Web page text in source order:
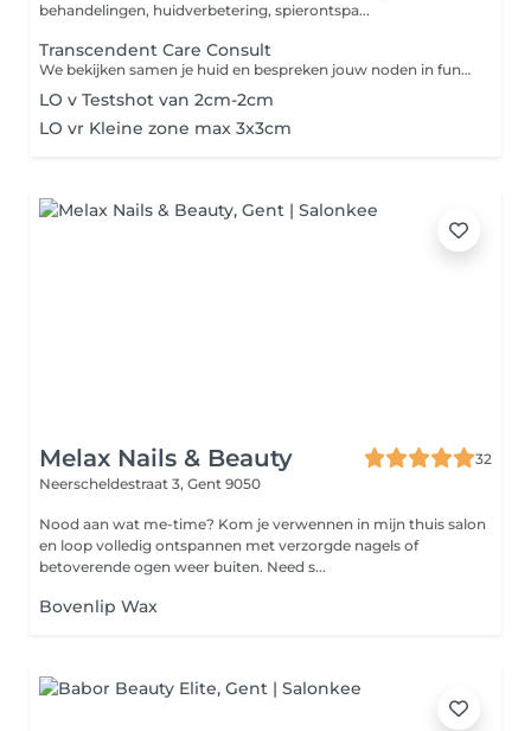
behandelingen, huidverbetering, spierontspa...
Transcendent Care Consult
We bekijken samen je huid en bespreken jouw noden in functie van je transitie. Of het nu gaat om laserontharing (gelaat, borst, lichaam) of littekenbehandeling: we stemmen alles af op jouw lichaam, hormonen en verwachtingen. Vertrouw op een respectvolle aanpak, op jouw tempo en met ruimte voor jouw verhaal.
LO v Testshot van 2cm-2cm
LO vr Kleine zone max 3x3cm
Melax Nails & Beauty
32
Neerscheldestraat 3, Gent 9050
Nood aan wat me-time? Kom je verwennen in mijn thuis salon
en loop volledig ontspannen met verzorgde nagels of
betoverende ogen weer buiten. Need s...
Bovenlip Wax